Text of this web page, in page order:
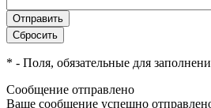
* - Поля, обязательные для
Сообщение отправлено
Ваше сообщение успешно